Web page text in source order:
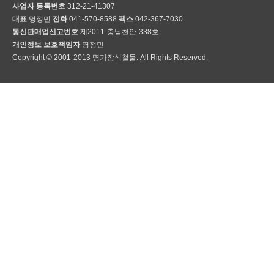
사업자 등록번호 312-21-41307
대표 명정민 전화 041-570-8588 팩스 042-367-7030
통신판매업신고번호 제2011-충남천안-338호
개인정보 보호책임자 명정민
Copyright © 2001-2013 명가장식철물. All Rights Reserved.